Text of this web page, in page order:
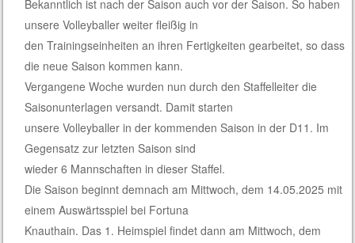
Bekanntlich ist nach der Saison auch vor der Saison. So haben
unsere Volleyballer weiter fleißig in
den Trainingseinheiten an ihren Fertigkeiten gearbeitet, so dass
die neue Saison kommen kann.
Vergangene Woche wurden nun durch den Staffelleiter die
Saisonunterlagen versandt. Damit starten
unsere Volleyballer in der kommenden Saison in der D11. Im
Gegensatz zur letzten Saison sind
wieder 6 Mannschaften in dieser Staffel.
Die Saison beginnt demnach am Mittwoch, dem 14.05.2025 mit
einem Auswärtsspiel bei Fortuna
Knauthain. Das 1. Heimspiel findet dann am Mittwoch, dem